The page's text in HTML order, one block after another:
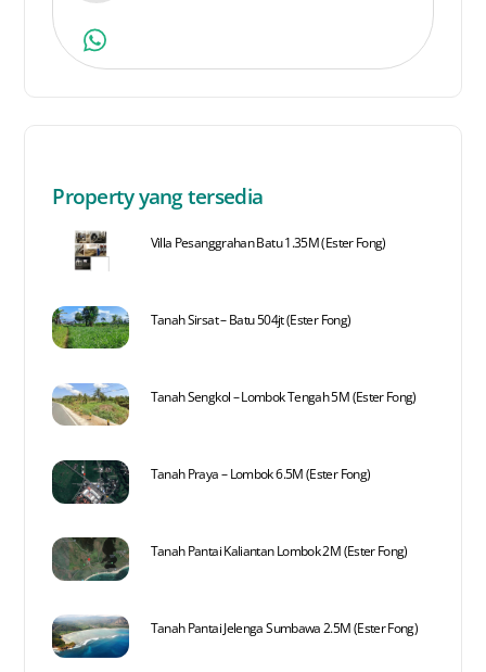
Property yang tersedia
Villa Pesanggrahan Batu 1.35M (Ester Fong)
Tanah Sirsat – Batu 504jt (Ester Fong)
Tanah Sengkol – Lombok Tengah 5M (Ester Fong)
Tanah Praya – Lombok 6.5M (Ester Fong)
Tanah Pantai Kaliantan Lombok 2M (Ester Fong)
Tanah Pantai Jelenga Sumbawa 2.5M (Ester Fong)